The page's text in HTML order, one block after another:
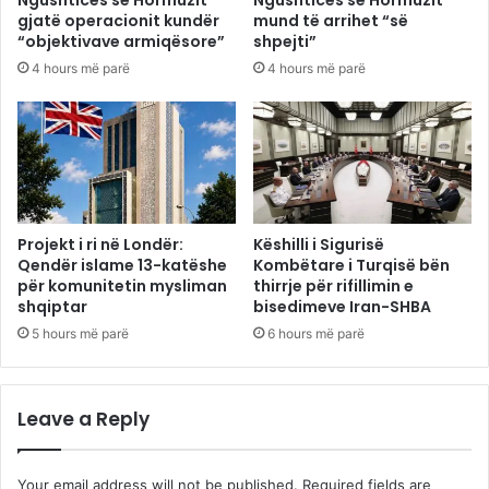
gjatë operacionit kundër
“objektivave armiqësore”
4 hours më parë
mund të arrihet “së
shpejti”
4 hours më parë
Projekt i ri në Londër:
Qendër islame 13-katëshe
për komunitetin mysliman
shqiptar
5 hours më parë
Këshilli i Sigurisë
Kombëtare i Turqisë bën
thirrje për rifillimin e
bisedimeve Iran-SHBA
6 hours më parë
Leave a Reply
Your email address will not be published. Required fields are